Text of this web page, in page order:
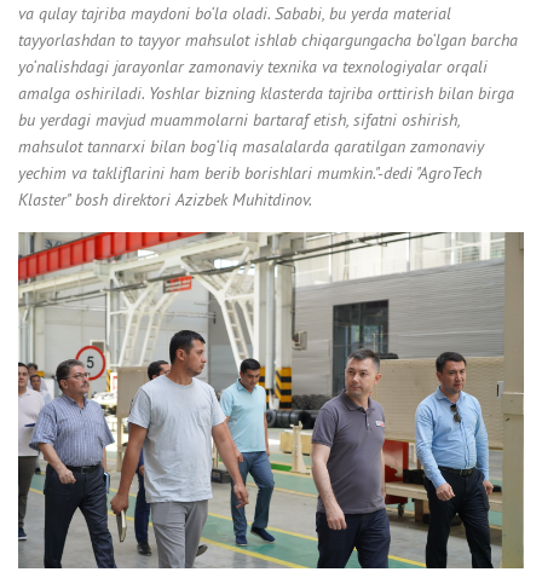
va qulay tajriba maydoni bo‘la oladi. Sababi, bu yerda material
tayyorlashdan to tayyor mahsulot ishlab chiqargungacha bo‘lgan barcha
yo‘nalishdagi jarayonlar zamonaviy texnika va texnologiyalar orqali
amalga oshiriladi. Yoshlar bizning klasterda tajriba orttirish bilan birga
bu yerdagi mavjud muammolarni bartaraf etish, sifatni oshirish,
mahsulot tannarxi bilan bog‘liq masalalarda qaratilgan zamonaviy
yechim va takliflarini ham berib borishlari mumkin."-dedi "AgroTech
Klaster" bosh direktori Azizbek Muhitdinov.